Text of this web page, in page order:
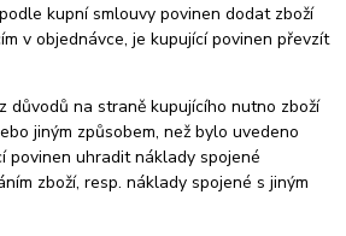
kupní smlouvy povinen dodat zboží
v objednávce, je kupující povinen převzít
na straně kupujícího nutno zboží
jiným způsobem, než bylo uvedeno
povinen uhradit náklady spojené
zboží, resp. náklady spojené s jiným